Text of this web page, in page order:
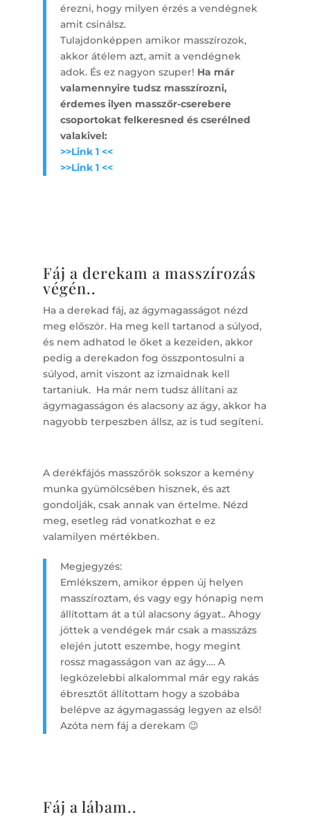
érezni, hogy milyen érzés a vendégnek
amit csinálsz.
Tulajdonképpen amikor masszírozok,
akkor átélem azt, amit a vendégnek
adok. És ez nagyon szuper! Ha már
valamennyire tudsz masszírozni,
érdemes ilyen masszőr-cserebere
csoportokat felkeresned és cserélned
valakivel:
>>Link 1 <<
>>Link 1 <<
Fáj a derekam a masszírozás
végén..
Ha a derekad fáj, az ágymagasságot nézd
meg először. Ha meg kell tartanod a súlyod,
és nem adhatod le őket a kezeiden, akkor
pedig a derekadon fog összpontosulni a
súlyod, amit viszont az izmaidnak kell
tartaniuk. Ha már nem tudsz állítani az
ágymagasságon és alacsony az ágy, akkor ha
nagyobb terpeszben állsz, az is tud segíteni.
A derékfájós masszőrök sokszor a kemény
munka gyümölcsében hisznek, és azt
gondolják, csak annak van értelme. Nézd
meg, esetleg rád vonatkozhat e ez
valamilyen mértékben.
Megjegyzés:
Emlékszem, amikor éppen új helyen
masszíroztam, és vagy egy hónapig nem
állítottam át a túl alacsony ágyat.. Ahogy
jöttek a vendégek már csak a masszázs
elején jutott eszembe, hogy megint
rossz magasságon van az ágy…. A
legközelebbi alkalommal már egy rakás
ébresztőt állítottam hogy a szobába
belépve az ágymagasság legyen az első!
Azóta nem fáj a derekam 😉
Fáj a lábam..